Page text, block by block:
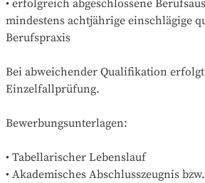
• erfolgreich abgeschlossene
mindestens achtjährige einschlägige
Berufspraxis
Bei abweichender Qualifikation
Einzelfallprüfung.
Bewerbungsunterlagen:
• Tabellarischer Lebenslauf
• Akademisches Abschlusszeugnis